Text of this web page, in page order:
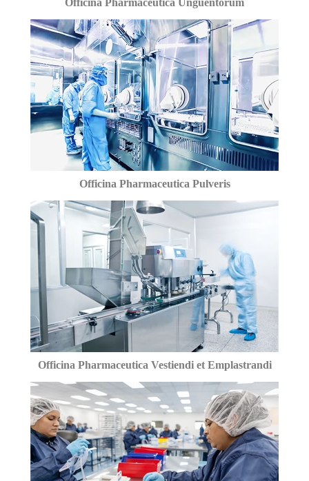
Officina Pharmaceutica Pulveris
Officina Pharmaceutica Vestiendi et Emplastrandi